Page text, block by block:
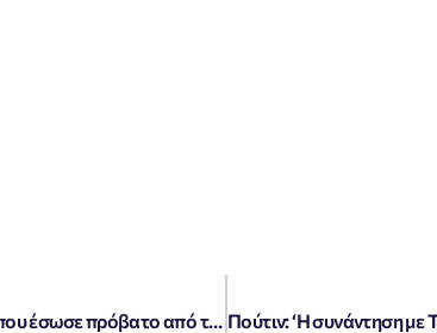
«Ηρωισμός στην Αχαΐα: Ο 33χρονος Ολσιέν που έσωσε πρόβατο από τις φλόγες με το μηχανάκι του»